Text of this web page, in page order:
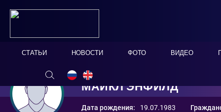
СТАТЬИ НОВОСТИ ФОТО ВИДЕО
МАЙКЛ ЭНФИЛД
Дата рождения: 19.07.1983